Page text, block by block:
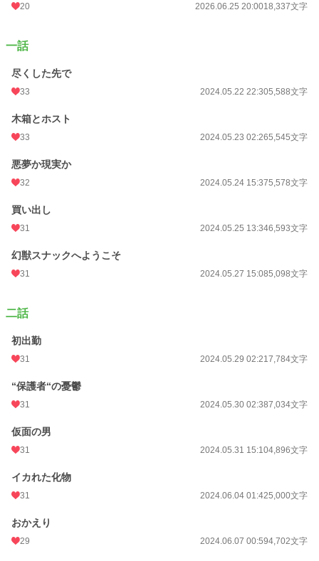
20 2026.06.25 20:0018,337文字
一話
尽くした先で
33 2024.05.22 22:305,588文字
木箱とホスト
33 2024.05.23 02:265,545文字
悪夢か現実か
32 2024.05.24 15:375,578文字
買い出し
31 2024.05.25 13:346,593文字
幻獣スナックへようこそ
31 2024.05.27 15:085,098文字
二話
初出勤
31 2024.05.29 02:217,784文字
“保護者“の憂鬱
31 2024.05.30 02:387,034文字
仮面の男
31 2024.05.31 15:104,896文字
イカれた化物
31 2024.06.04 01:425,000文字
おかえり
29 2024.06.07 00:594,702文字